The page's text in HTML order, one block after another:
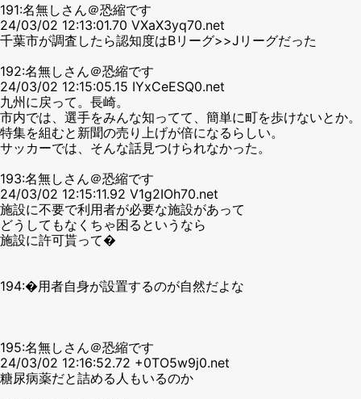
191:名無しさん＠恐縮です
24/03/02 12:13:01.70 VXaX3yq70.net
千葉市が調査したら認知度はBリーグ>>Jリーグだった
192:名無しさん＠恐縮です
24/03/02 12:15:05.15 IYxCeESQ0.net
九州に戻って。長崎。
市内では、選手をみんな知ってて、簡単に町を歩けないとか。
特集を組むと新聞の売り上げが倍になるらしい。
サッカーでは、そんな話見つけられなかった。
193:名無しさん＠恐縮です
24/03/02 12:15:11.92 V1g2IOh70.net
施設に不要で利用者が必要な施設があって
どうしてもなくちゃ困るというなら
施設に許可貰って�
194:�用者自身が設置するのが自然だよな
195:名無しさん＠恐縮です
24/03/02 12:16:52.72 +0TO5w9j0.net
糖尿病薬だと詰める人もいるのか